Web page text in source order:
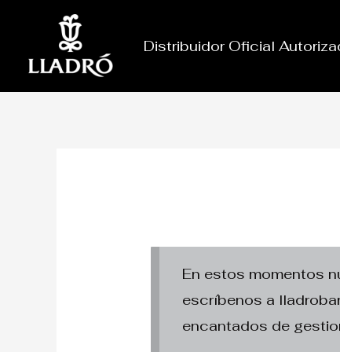
contenido
Distribuidor Oficial
En estos momentos
escríbenos a
encantados de